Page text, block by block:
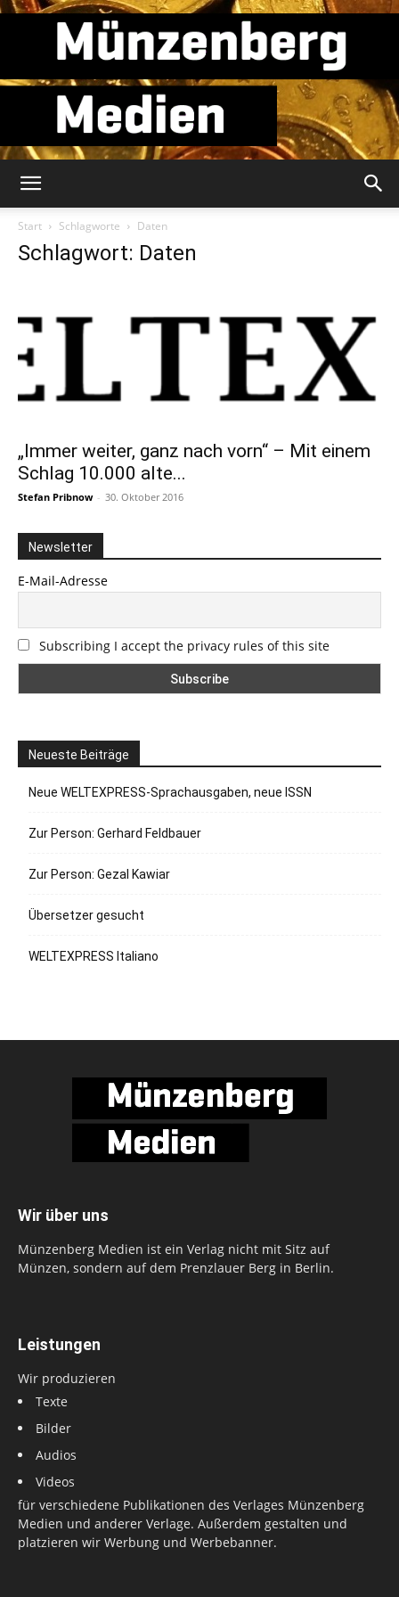
Start Schlagworte Daten
Schlagwort: Daten
„Immer weiter, ganz nach vorn“ – Mit einem
Schlag 10.000 alte...
Stefan Pribnow - 30. Oktober 2016
Newsletter
E-Mail-Adresse
Subscribing I accept the privacy rules of this site
Neueste Beiträge
Neue WELTEXPRESS-Sprachausgaben, neue ISSN
Zur Person: Gerhard Feldbauer
Zur Person: Gezal Kawiar
Übersetzer gesucht
WELTEXPRESS Italiano
Wir über uns
Münzenberg Medien ist ein Verlag nicht mit Sitz auf
Münzen, sondern auf dem Prenzlauer Berg in Berlin.
Leistungen
Wir produzieren
Texte
Bilder
Audios
Videos
für verschiedene Publikationen des Verlages Münzenberg
Medien und anderer Verlage. Außerdem gestalten und
platzieren wir Werbung und Werbebanner.